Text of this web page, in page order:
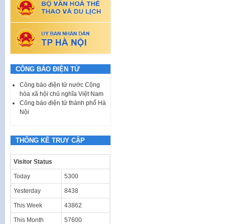
CÔNG BÁO ĐIỆN TỬ
Công báo điện tử nước Cộng
hòa xã hội chủ nghĩa Việt Nam
Công báo điện tử thành phố Hà
Nội
THỐNG KÊ TRUY CẬP
Visitor Status
Today 5300
Yesterday 8438
This Week 43862
This Month 57600